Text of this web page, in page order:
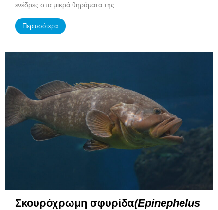
ενέδρες στα μικρά θηράματα της.
Περισσότερα
Σκουρόχρωμη σφυρίδα(Epinephelus